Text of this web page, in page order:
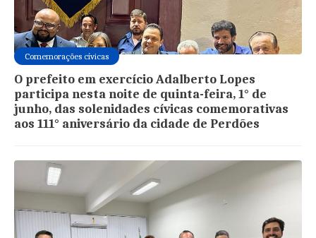
Comemorações cívicas
O prefeito em exercício Adalberto Lopes
participa nesta noite de quinta-feira, 1° de
junho, das solenidades cívicas comemorativas
aos 111° aniversário da cidade de Perdões